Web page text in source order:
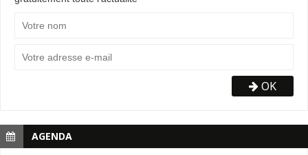
OK
AGENDA